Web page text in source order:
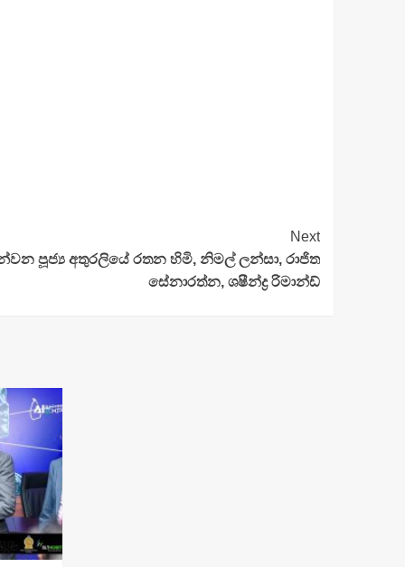
Next
පූජ්‍ය අතුරලියේ රතන හිමි, නිමල් ලන්සා, රාජිත
සේනාරත්න, ශෂීන්ද්‍ර රිමාන්ඩ්